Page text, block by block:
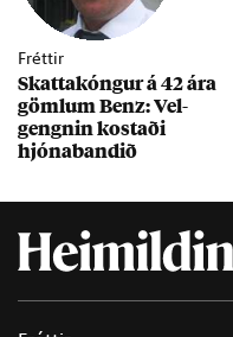
Fréttir
Skattakóng­ur á 42 ára
göml­um Benz: Vel­
gengn­in kostaði
hjóna­band­ið